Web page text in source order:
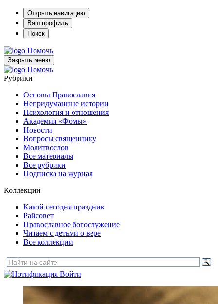
Открыть навигацию
Ваш профиль
Поиск
Помочь
Закрыть меню
Помочь
Рубрики
Основы Православия
Непридуманные истории
Психология и отношения
Академия «Фомы»
Новости
Вопросы священнику
Молитвослов
Все материалы
Все рубрики
Подписка на журнал
Коллекции
Какой сегодня праздник
Райсовет
Православное богослужение
Читаем с детьми о вере
Все коллекции
Войти